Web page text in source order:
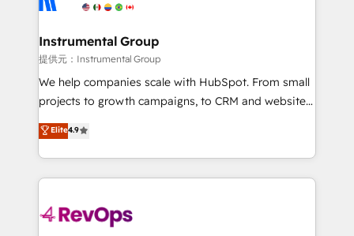
agency for a growth problem. Hire a partner built to
Premier Partner 2023 🌟5 HubSpot Accreditations 🌟
Won HubSpot Theme Challenge 2021 🌟INBOUND’19
HubSpot Rising Star Why us? Harnessing the full
potential of the powerful HubSpot CRM. ✔️A team of
HubSpot experience ✔️Flexible pricing models —
Hourly-fee (assigned one Dedicated HubSpot
requirement). ✔️Helped over 25,000+ customers so
far with our HubSpot solutions. ✔️Bespoke apps &
Instrumental Group
提供元：Instrumental Group
We help companies scale with HubSpot. From small
projects to growth campaigns, to CRM and websites.
Hire an agency that's experienced in every inch of
HubSpot and willing to work hand-in-hand with your
team to simplify the complex and build a better
experience for your team and customers.
Elite4.9